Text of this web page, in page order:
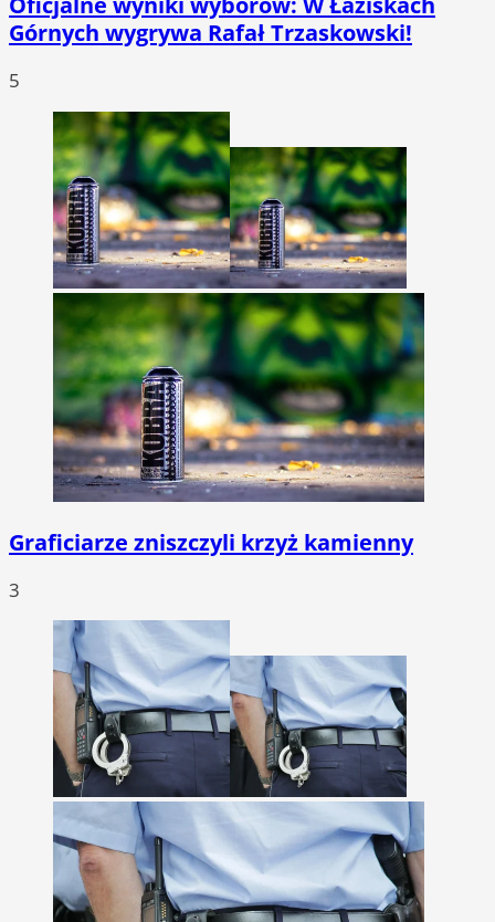
Górnych wygrywa Rafał Trzaskowski!
5
Graficiarze zniszczyli krzyż kamienny
3